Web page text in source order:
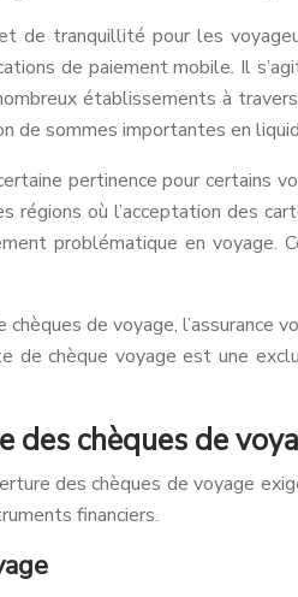
de tranquillité pour les
de paiement mobile. Il
établissements à
sommes importantes en
pertinence pour certains
régions où l’acceptation des
problématique en
de voyage,
de chèque voyage est une
des chèques de
des chèques de voyage
financiers.